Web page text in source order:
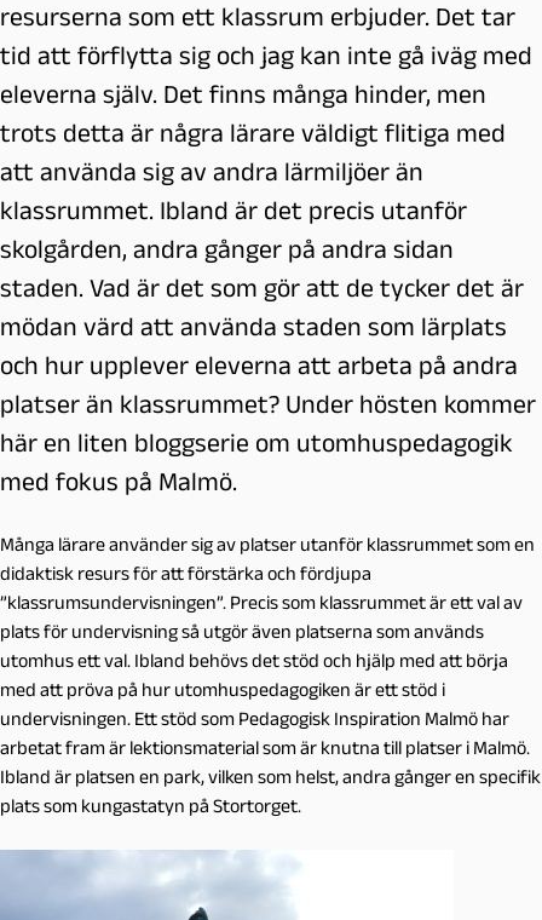
resurserna som ett klassrum erbjuder. Det tar
tid att förflytta sig och jag kan inte gå iväg med
eleverna själv. Det finns många hinder, men
trots detta är några lärare väldigt flitiga med
att använda sig av andra lärmiljöer än
klassrummet. Ibland är det precis utanför
skolgården, andra gånger på andra sidan
staden. Vad är det som gör att de tycker det är
mödan värd att använda staden som lärplats
och hur upplever eleverna att arbeta på andra
platser än klassrummet? Under hösten kommer
här en liten bloggserie om utomhuspedagogik
med fokus på Malmö.
Många lärare använder sig av platser utanför klassrummet som en
didaktisk resurs för att förstärka och fördjupa
”klassrumsundervisningen”. Precis som klassrummet är ett val av
plats för undervisning så utgör även platserna som används
utomhus ett val. Ibland behövs det stöd och hjälp med att börja
med att pröva på hur utomhuspedagogiken är ett stöd i
undervisningen. Ett stöd som Pedagogisk Inspiration Malmö har
arbetat fram är lektionsmaterial som är knutna till platser i Malmö.
Ibland är platsen en park, vilken som helst, andra gånger en specifik
plats som kungastatyn på Stortorget.